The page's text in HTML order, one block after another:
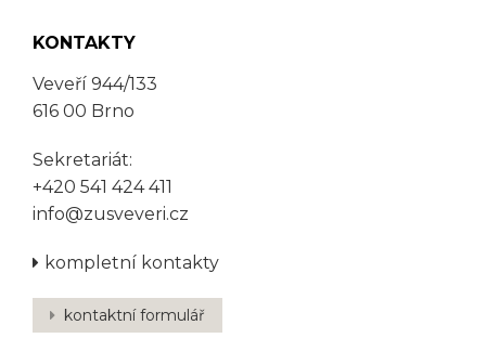
KONTAKTY
Veveří 944/133
616 00 Brno
Sekretariát:
+420 541 424 411
info@zusveveri.cz
kompletní kontakty
kontaktní formulář